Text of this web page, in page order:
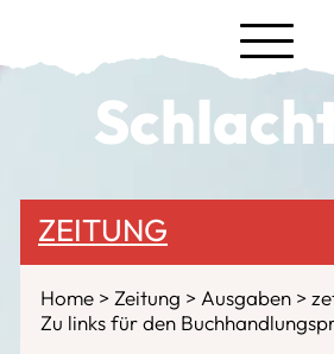
ZEITUNG
Home Zeitung Ausgaben
Zu links für den